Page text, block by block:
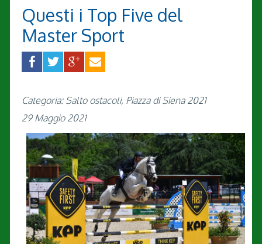
Questi i Top Five del
Master Sport
Categoria: Salto ostacoli, Piazza di Siena 2021
29 Maggio 2021